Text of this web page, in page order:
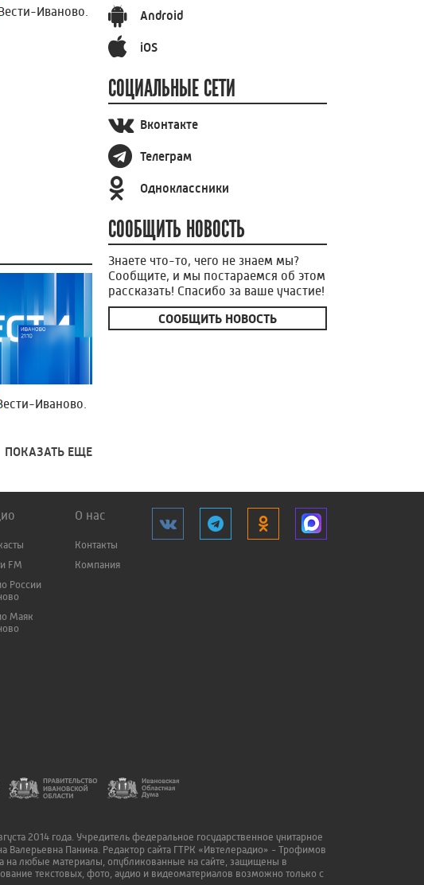
Иваново.
Иваново.
ПОКАЗАТЬ ЕЩЕ
Android
iOS
СОЦИАЛЬНЫЕ СЕТИ
Вконтакте
Телеграм
Одноклассники
СООБЩИТЬ НОВОСТЬ
Знаете что-то, чего не знаем мы?
Сообщите, и мы постараемся об этом
рассказать! Спасибо за ваше участие!
СООБЩИТЬ НОВОСТЬ
FM
России
Маяк
О нас
Контакты
Компания
2014 года. Учредитель федеральное государственное унитарное
Валерьевна Панина. Редактор сайта ГТРК «Ивтелерадио» - Трофимов
на любые материалы, опубликованные на сайте, защищены в
текстовых, фото, аудио и видеоматериалов возможно только с